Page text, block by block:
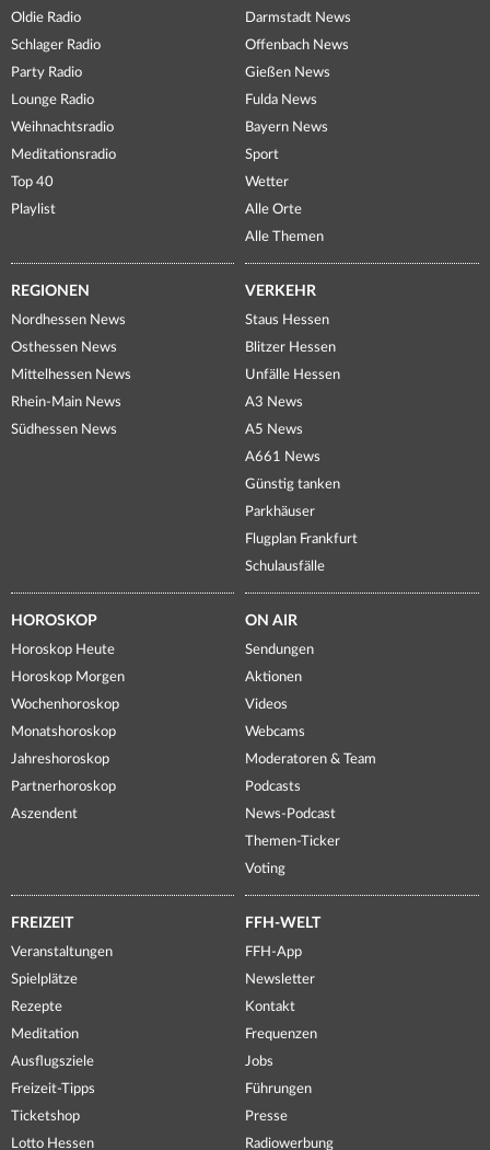
Oldie Radio
Schlager Radio
Party Radio
Lounge Radio
Weihnachtsradio
Meditationsradio
Top 40
Playlist
Darmstadt News
Offenbach News
Gießen News
Fulda News
Bayern News
Sport
Wetter
Alle Orte
Alle Themen
REGIONEN
Nordhessen News
Osthessen News
Mittelhessen News
Rhein-Main News
Südhessen News
VERKEHR
Staus Hessen
Blitzer Hessen
Unfälle Hessen
A3 News
A5 News
A661 News
Günstig tanken
Parkhäuser
Flugplan Frankfurt
Schulausfälle
HOROSKOP
Horoskop Heute
Horoskop Morgen
Wochenhoroskop
Monatshoroskop
Jahreshoroskop
Partnerhoroskop
Aszendent
ON AIR
Sendungen
Aktionen
Videos
Webcams
Moderatoren & Team
Podcasts
News-Podcast
Themen-Ticker
Voting
FREIZEIT
Veranstaltungen
Spielplätze
Rezepte
Meditation
Ausflugsziele
Freizeit-Tipps
Ticketshop
Lotto Hessen
FFH-WELT
FFH-App
Newsletter
Kontakt
Frequenzen
Jobs
Führungen
Presse
Radiowerbung